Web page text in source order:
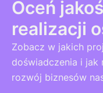
Oceń
realizacji
Zobacz w jakich
doświadczenia i jak
rozwój biznesów